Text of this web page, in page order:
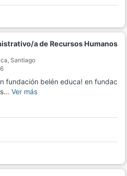
a de Recursos Humanos
Santiago
fundación belén educa! en fundac
Ver más